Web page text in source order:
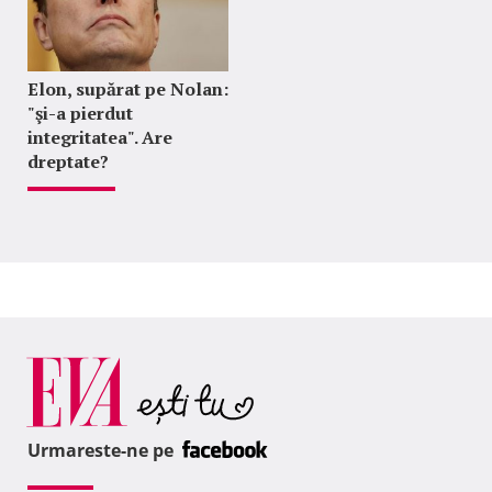
Elon, supărat pe Nolan:
"şi-a pierdut
integritatea". Are
dreptate?
Urmareste-ne pe